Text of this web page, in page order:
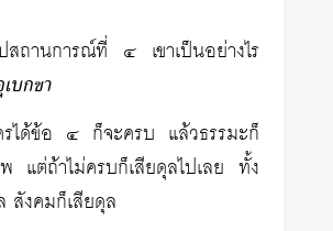
สถานการณ์ที่ ๔ เขาเป็นอย่างไร
บกขา
รได้ข้อ ๔ ก็จะครบ แล้วธรรมะก็
แต่ถ้าไม่ครบก็เสียดุลไปเลย ทั้ง
สังคมก็เสียดุล